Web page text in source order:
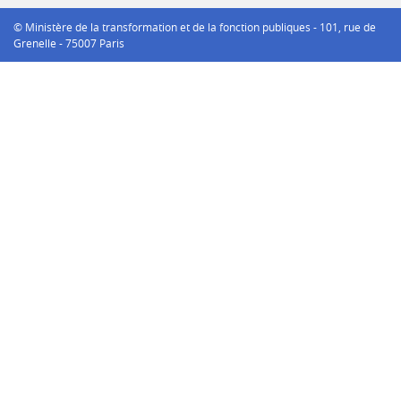
© Ministère de la transformation et de la fonction publiques - 101, rue de
Grenelle - 75007 Paris